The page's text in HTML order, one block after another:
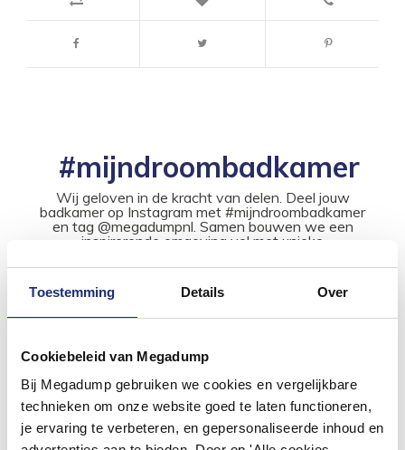
Toestemming Details Over
Cookiebeleid van Megadump
Bij Megadump gebruiken we cookies en vergelijkbare
technieken om onze website goed te laten functioneren,
je ervaring te verbeteren, en gepersonaliseerde inhoud en
#mijndroombadkamer
Wij geloven in de kracht van delen. Deel jouw
badkamer op Instagram met #mijndroombadkamer
en tag @megadumpnl. Samen bouwen we een
inspirerende omgeving vol met unieke